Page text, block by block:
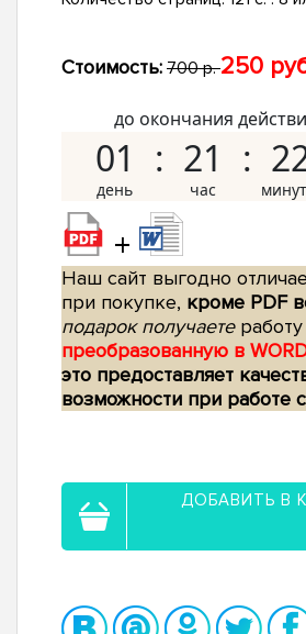
Стоимость: 700 р.250
до окончания
01 21
+
Наш сайт выгодно
при покупке, кроме PDF
подарок получаетеработу
преобразованную в
это предоставляет
возможности при работе
ДОБАВИТЬ В